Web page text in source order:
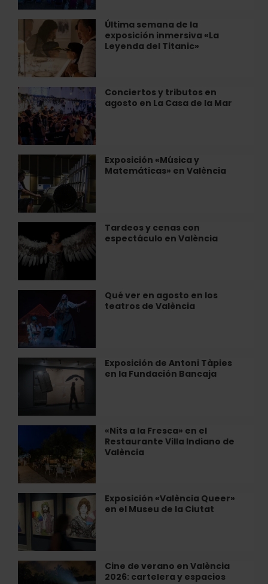
las
caballos
de…
aire
libre
este
en
las
de
València
Última semana de la
exposición inmersiva «La
Leyenda del Titanic»
Última
semana
de
la
exposición
inmersiva
«La
Leyenda
del
Titanic»
Conciertos y tributos en
agosto en La Casa de la Mar
Conciertos
y
tributos
en
agosto
en
La
Casa
de
Exposición «Música y
Matemáticas» en València
Exposición
«Música
y
Matemáticas»
en
València
Tardeos y cenas con
espectáculo en València
y
cenas
con
espectáculo
en
València
Qué ver en agosto en los
teatros de València
ver
en
agosto
en
los
teatros
Exposición de Antoni Tàpies
en la Fundación Bancaja
Exposición
en
la
Bancaja
«Nits a la Fresca» en el
Restaurante Villa Indiano de
València
a
la
Fresca»
en
el
Restaurante
Villa
Indiano
de
Exposición «València Queer»
en el Museu de la Ciutat
Exposición
«València
Queer»
en
el
Museu
Cine de verano en València
2026: cartelera y espacios